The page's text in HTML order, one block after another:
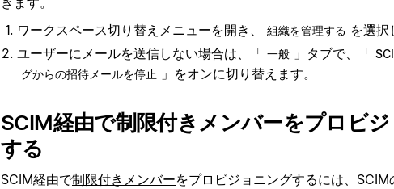
ワークスペース切り替えメニューを開き、
組織を管理する を選択
ユーザーにメールを送信しない場合は、「 一般 」タブで、「
グからの招待メールを停止
」をオンに切り替えます。
SCIM経由で制限付きメンバーをプロビ
する
SCIM経由で制限付きメンバーをプロビジョニングするには、